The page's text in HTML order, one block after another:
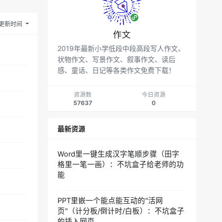
新时间
作文
2019年最新小学低段中段高段写人作文、
状物作文、写景作文、叙事作文、读后
感、童话、日记等各类作文免费下载！
资源数
57637
今日资源
0
最新资源
Word里一键生成汉字笔顺步骤（田字
格里一笔一画）：不坑盒子给老师的功
能
PPT里嵌一个能点能互动的"活网
页"（计分板/倒计时/白板）：不坑盒子